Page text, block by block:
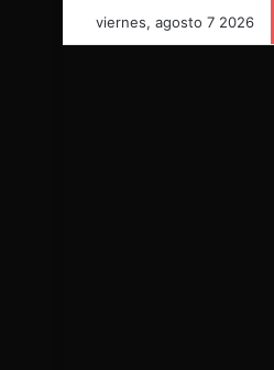
viernes, agosto 7 2026